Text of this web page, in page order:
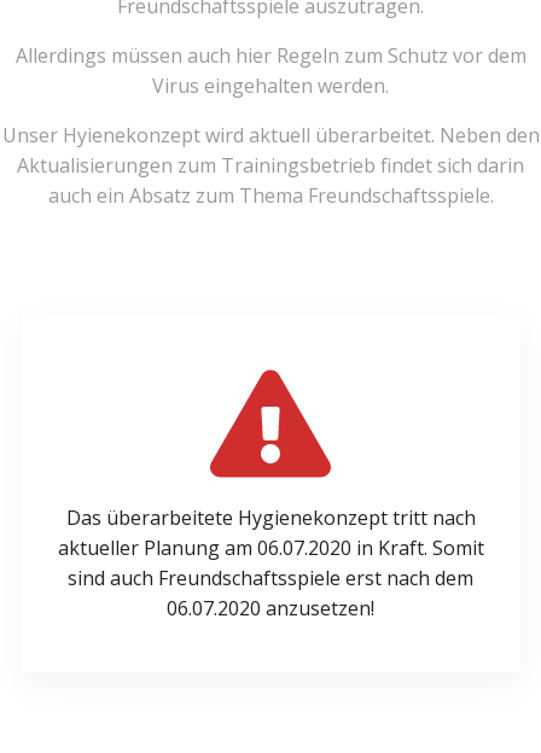
Freundschaftsspiele auszutragen.
Allerdings müssen auch hier Regeln zum Schutz vor dem
Virus eingehalten werden.
Unser Hyienekonzept wird aktuell überarbeitet. Neben den
Aktualisierungen zum Trainingsbetrieb findet sich darin
auch ein Absatz zum Thema Freundschaftsspiele.
Das überarbeitete Hygienekonzept tritt nach
aktueller Planung am 06.07.2020 in Kraft. Somit
sind auch Freundschaftsspiele erst nach dem
06.07.2020 anzusetzen!